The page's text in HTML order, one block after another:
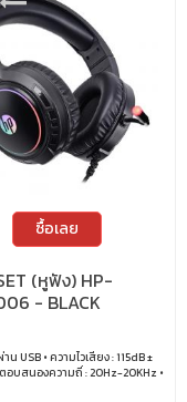
ซื้อเลย
(หูฟัง) HP-
- BLACK
น USB • ความไวเสียง : 115dB ±
อบสนองความถี่ : 20Hz-20KHz •